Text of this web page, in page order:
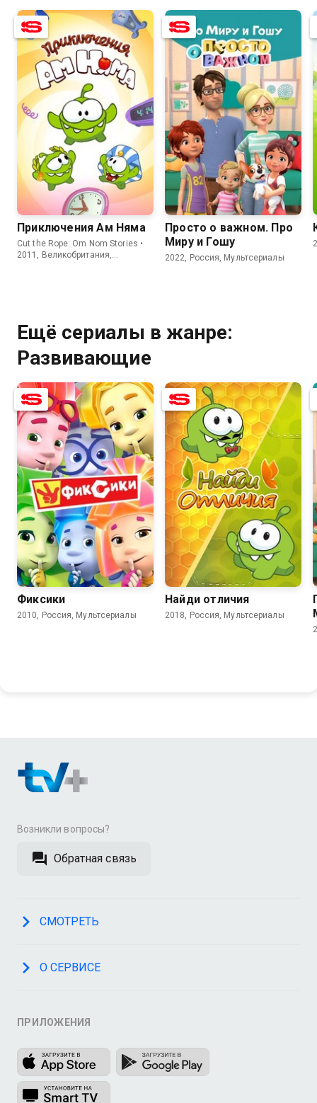
8.3 6.0
Приключения Ам Няма
Cut the Rope: Om Nom Stories •
2011, Великобритания,
9.0
Просто о важном. Про
Миру и Гошу
2022, Россия, Мультсериалы
Ещё сериалы в жанре:
Развивающие
8.0 6.2
Фиксики
2010, Россия, Мультсериалы
7.7
Найди отличия
2018, Россия, Мультсериалы
Возникли вопросы?
Обратная связь
СМОТРЕТЬ
О СЕРВИСЕ
ПРИЛОЖЕНИЯ